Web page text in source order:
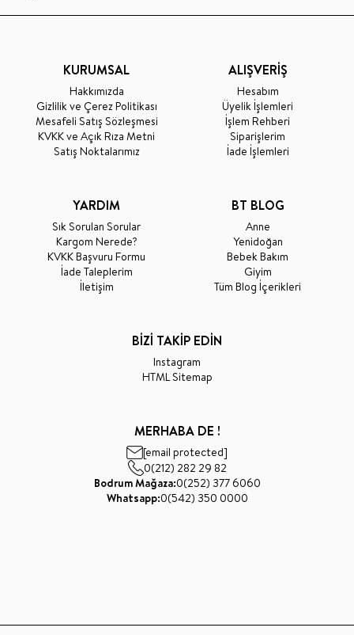
KURUMSAL
Hakkımızda
Gizlilik ve Çerez Politikası
Mesafeli Satış Sözleşmesi
KVKK ve Açık Rıza Metni
Satış Noktalarımız
ALIŞVERİŞ
Hesabım
Üyelik İşlemleri
İşlem Rehberi
Siparişlerim
İade İşlemleri
YARDIM
Sık Sorulan Sorular
Kargom Nerede?
KVKK Başvuru Formu
İade Taleplerim
İletişim
BT BLOG
Anne
Yenidoğan
Bebek Bakım
Giyim
Tüm Blog İçerikleri
BİZİ TAKİP EDİN
Instagram
HTML Sitemap
MERHABA DE !
[email protected]
0(212) 282 29 82
Bodrum Mağaza:0(252) 377 6060
Whatsapp:0(542) 350 0000